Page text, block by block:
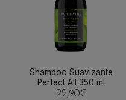
Shampoo Suavizante
Perfect All 350 ml
22,90€